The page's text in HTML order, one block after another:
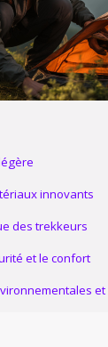
innovants
des trekkeurs
et le confort